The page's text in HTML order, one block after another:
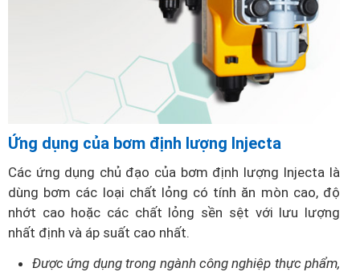
Ứng dụng của bơm định lượng Injecta
Các ứng dụng chủ đạo của bơm định lượng Injecta là
dùng bơm các loại chất lỏng có tính ăn mòn cao, độ
nhớt cao hoặc các chất lỏng sền sệt với lưu lượng
nhất định và áp suất cao nhất.
Được ứng dụng trong ngành công nghiệp thực phẩm,